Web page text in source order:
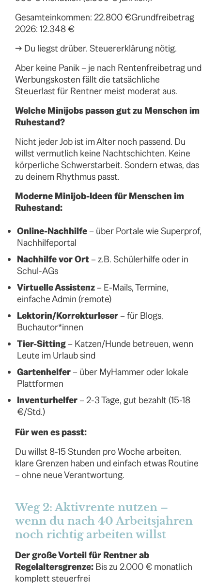
Gesamteinkommen: 22.800 €Grundfreibetrag
2026: 12.348 €
→ Du liegst drüber. Steuererklärung nötig.
Aber keine Panik – je nach Rentenfreibetrag und
Werbungskosten fällt die tatsächliche
Steuerlast für Rentner meist moderat aus.
Welche Minijobs passen gut zu Menschen im
Ruhestand?
Nicht jeder Job ist im Alter noch passend. Du
willst vermutlich keine Nachtschichten. Keine
körperliche Schwerstarbeit. Sondern etwas, das
zu deinem Rhythmus passt.
Moderne Minijob-Ideen für Menschen im
Ruhestand:
Online-Nachhilfe – über Portale wie Superprof,
Nachhilfeportal
Nachhilfe vor Ort – z.B. Schülerhilfe oder in
Schul-AGs
Virtuelle Assistenz – E-Mails, Termine,
einfache Admin (remote)
Lektorin/Korrekturleser – für Blogs,
Buchautor*innen
Tier-Sitting – Katzen/Hunde betreuen, wenn
Leute im Urlaub sind
Gartenhelfer – über MyHammer oder lokale
Plattformen
Inventurhelfer – 2-3 Tage, gut bezahlt (15-18
€/Std.)
Für wen es passt:
Du willst 8-15 Stunden pro Woche arbeiten,
klare Grenzen haben und einfach etwas Routine
– ohne neue Verantwortung.
Weg 2: Aktivrente nutzen –
wenn du nach 40 Arbeitsjahren
noch richtig arbeiten willst
Der große Vorteil für Rentner ab
Regelaltersgrenze: Bis zu 2.000 € monatlich
komplett steuerfrei